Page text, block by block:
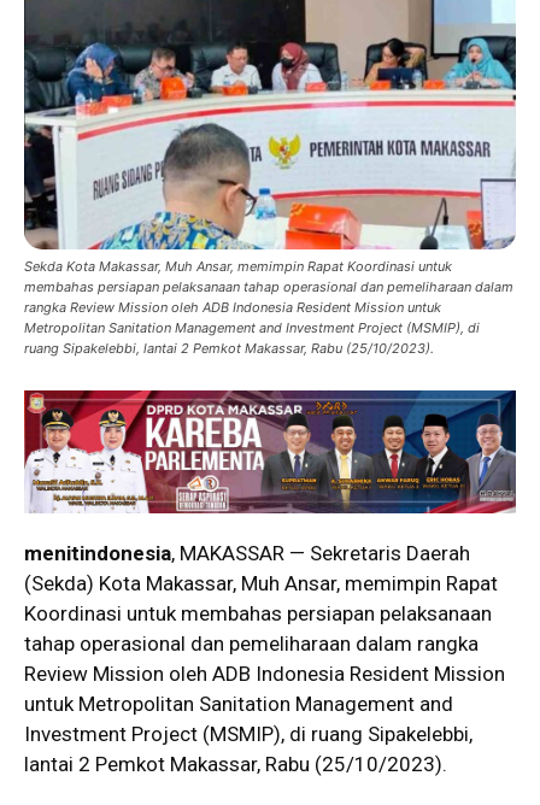
Sekda Kota Makassar, Muh Ansar, memimpin Rapat Koordinasi untuk
membahas persiapan pelaksanaan tahap operasional dan pemeliharaan dalam
rangka Review Mission oleh ADB Indonesia Resident Mission untuk
Metropolitan Sanitation Management and Investment Project (MSMIP), di
ruang Sipakelebbi, lantai 2 Pemkot Makassar, Rabu (25/10/2023).
menitindonesia, MAKASSAR — Sekretaris Daerah
(Sekda) Kota Makassar, Muh Ansar, memimpin Rapat
Koordinasi untuk membahas persiapan pelaksanaan
tahap operasional dan pemeliharaan dalam rangka
Review Mission oleh ADB Indonesia Resident Mission
untuk Metropolitan Sanitation Management and
Investment Project (MSMIP), di ruang Sipakelebbi,
lantai 2 Pemkot Makassar, Rabu (25/10/2023).